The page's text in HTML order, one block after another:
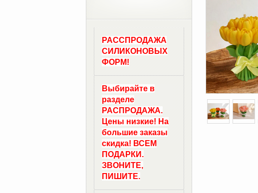
РАССПРОДАЖА
СИЛИКОНОВЫХ
ФОРМ!
Выбирайте в
разделе
РАСПРОДАЖА.
Цены низкие! На
большие заказы
скидка! ВСЕМ
ПОДАРКИ.
ЗВОНИТЕ,
ПИШИТЕ.